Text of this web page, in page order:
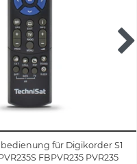
für Digikorder S1
FBPVR235 PVR235